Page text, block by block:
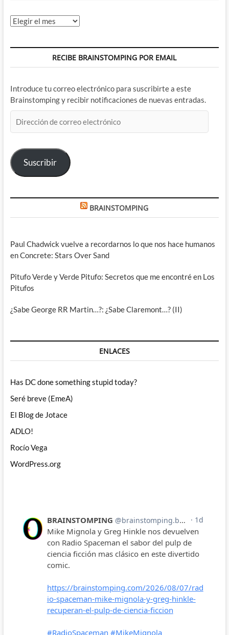
Archivos
RECIBE BRAINSTOMPING POR EMAIL
Introduce tu correo electrónico para suscribirte a este
Brainstomping y recibir notificaciones de nuevas entradas.
de
electrónico
Suscribir
BRAINSTOMPING
Paul Chadwick vuelve a recordarnos lo que nos hace humanos
en Concrete: Stars Over Sand
Pitufo Verde y Verde Pitufo: Secretos que me encontré en Los
Pitufos
¿Sabe George RR Martin…?: ¿Sabe Claremont…? (II)
ENLACES
Has DC done something stupid today?
Seré breve (EmeA)
El Blog de Jotace
ADLO!
Rocío Vega
WordPress.org